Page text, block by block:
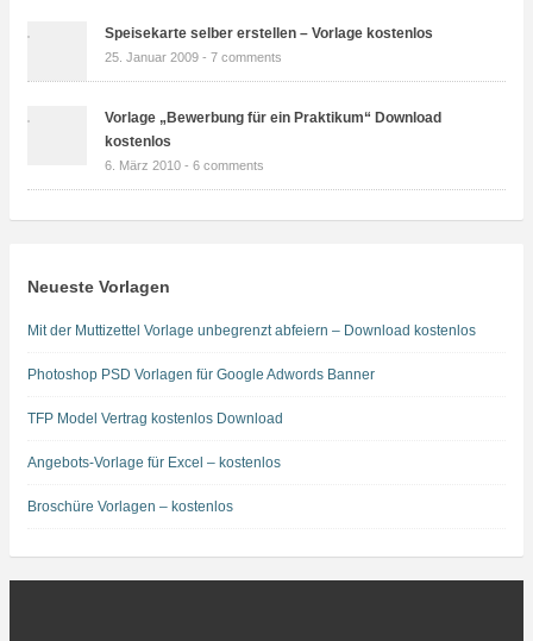
Speisekarte selber erstellen – Vorlage kostenlos
25. Januar 2009 - 7 comments
Vorlage „Bewerbung für ein Praktikum“ Download
kostenlos
6. März 2010 - 6 comments
Neueste Vorlagen
Mit der Muttizettel Vorlage unbegrenzt abfeiern – Download kostenlos
Photoshop PSD Vorlagen für Google Adwords Banner
TFP Model Vertrag kostenlos Download
Angebots-Vorlage für Excel – kostenlos
Broschüre Vorlagen – kostenlos